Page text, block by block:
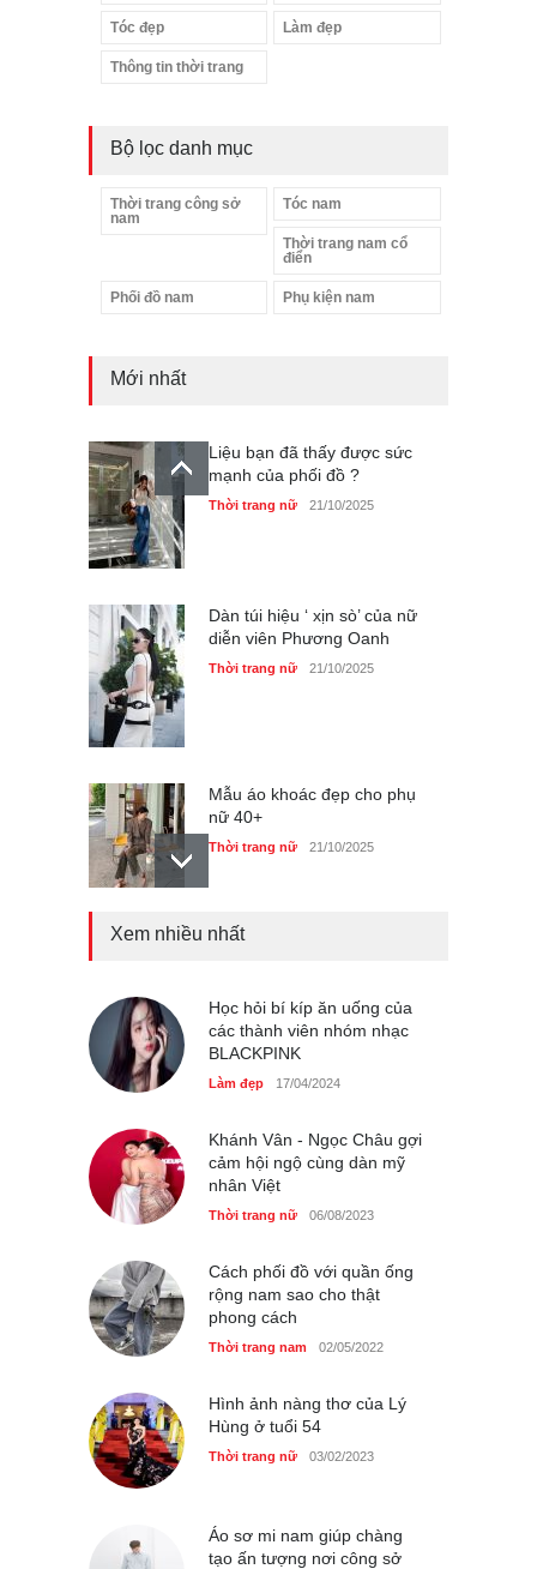
Tóc đẹp Làm đẹp
Thông tin thời trang
Bộ lọc danh mục
Thời trang công sở
nam
Tóc nam
Thời trang nam cổ
điển
Phối đồ nam Phụ kiện nam
Mới nhất
Liệu bạn đã thấy được sức
mạnh của phối đồ ?
Thời trang nữ 21/10/2025
Dàn túi hiệu ‘ xịn sò’ của nữ
diễn viên Phương Oanh
Thời trang nữ 21/10/2025
Mẫu áo khoác đẹp cho phụ
nữ 40+
Thời trang nữ 21/10/2025
Chiếc áo dài cưới của Hoa
sáng tạo mới của giới trẻ
Thời trang nữ 21/10/2025
Xem nhiều nhất
Học hỏi bí kíp ăn uống của
các thành viên nhóm nhạc
BLACKPINK
Làm đẹp 17/04/2024
Khánh Vân - Ngọc Châu gợi
cảm hội ngộ cùng dàn mỹ
nhân Việt
Thời trang nữ 06/08/2023
Cách phối đồ với quần ống
rộng nam sao cho thật
phong cách
Thời trang nam 02/05/2022
Hình ảnh nàng thơ của Lý
Hùng ở tuổi 54
Thời trang nữ 03/02/2023
Áo sơ mi nam giúp chàng
tạo ấn tượng nơi công sở